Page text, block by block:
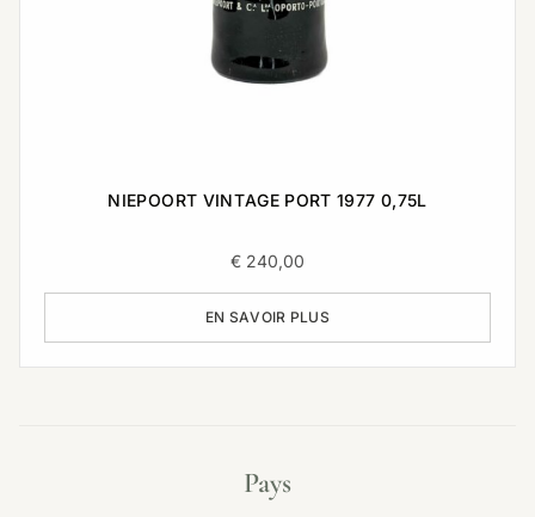
NIEPOORT VINTAGE PORT 1977 0,75L
€ 240,00
EN SAVOIR PLUS
Pays